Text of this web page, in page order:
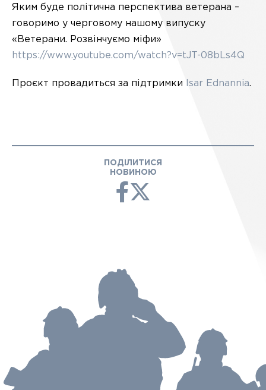
Яким буде політична перспектива ветерана –
говоримо у черговому нашому випуску
«Ветерани. Розвінчуємо міфи»
https://www.youtube.com/watch?v=tJT-08bLs4Q
Проєкт провадиться за підтримки Isar Ednannia.
ПОДІЛИТИСЯ
НОВИНОЮ